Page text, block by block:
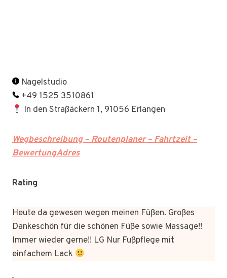
Nagelstudio
+49 1525 3510861
In den Straßäckern 1, 91056 Erlangen
Wegbeschreibung – Routenplaner – Fahrtzeit –
BewertungAdres
Rating
Heute da gewesen wegen meinen Füßen. Großes
Dankeschön für die schönen Füße sowie Massage!!
Immer wieder gerne!! LG Nur Fußpflege mit
einfachem Lack